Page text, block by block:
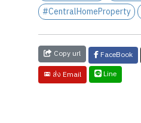
#CentralHomeProperty
Copy url FaceBook
ส่ง Email
Line